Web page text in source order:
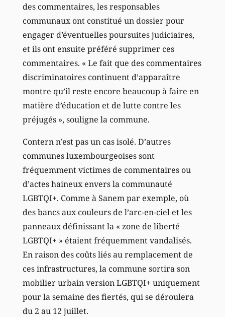
des commentaires, les responsables
communaux ont constitué un dossier pour
engager d’éventuelles poursuites judiciaires,
et ils ont ensuite préféré supprimer ces
commentaires. « Le fait que des commentaires
discriminatoires continuent d’apparaître
montre qu’il reste encore beaucoup à faire en
matière d’éducation et de lutte contre les
préjugés », souligne la commune.
Contern n’est pas un cas isolé. D’autres
communes luxembourgeoises sont
fréquemment victimes de commentaires ou
d’actes haineux envers la communauté
LGBTQI+. Comme à Sanem par exemple, où
des bancs aux couleurs de l’arc-en-ciel et les
panneaux définissant la « zone de liberté
LGBTQI+ » étaient fréquemment vandalisés.
En raison des coûts liés au remplacement de
ces infrastructures, la commune sortira son
mobilier urbain version LGBTQI+ uniquement
pour la semaine des fiertés, qui se déroulera
du 2 au 12 juillet.